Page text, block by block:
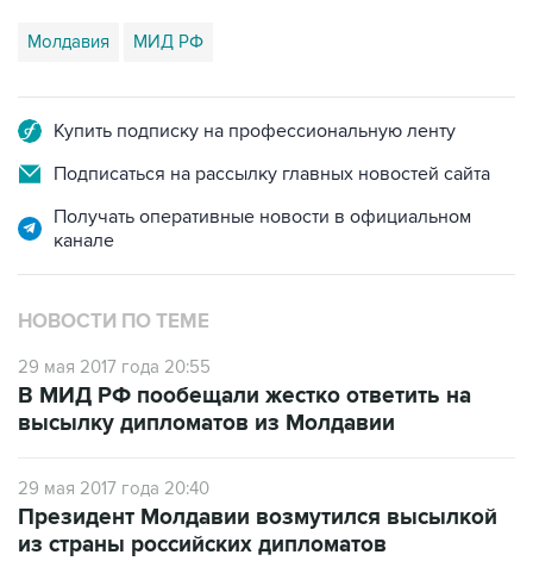
Молдавия МИД РФ
Купить подписку на профессиональную ленту
Подписаться на рассылку главных новостей сайта
Получать оперативные новости в официальном
канале
НОВОСТИ ПО ТЕМЕ
29 мая 2017 года 20:55
В МИД РФ пообещали жестко ответить на
высылку дипломатов из Молдавии
29 мая 2017 года 20:40
Президент Молдавии возмутился высылкой
из страны российских дипломатов